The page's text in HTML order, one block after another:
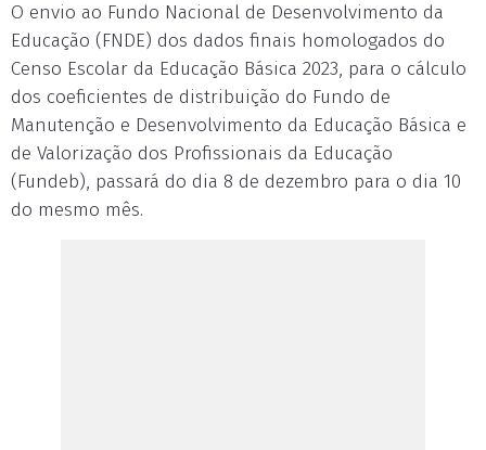
O envio ao Fundo Nacional de Desenvolvimento da
Educação (FNDE) dos dados finais homologados do
Censo Escolar da Educação Básica 2023, para o cálculo
dos coeficientes de distribuição do Fundo de
Manutenção e Desenvolvimento da Educação Básica e
de Valorização dos Profissionais da Educação
(Fundeb), passará do dia 8 de dezembro para o dia 10
do mesmo mês.